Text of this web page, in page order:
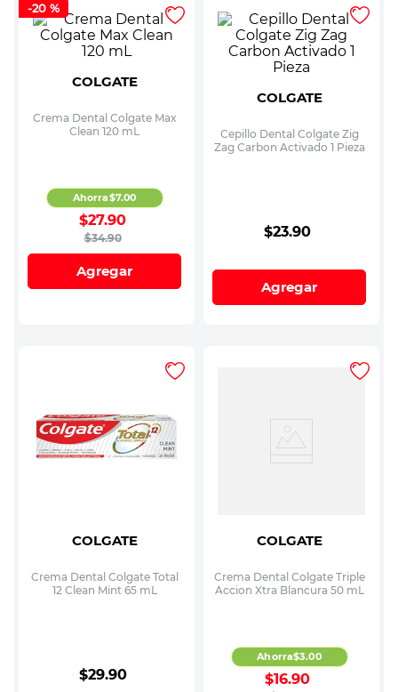
-20 %
COLGATE
Crema Dental Colgate Max
Clean 120 mL
$34.90
$27.90
Ahorra$7.00
Agregar
COLGATE
Cepillo Dental Colgate Zig
Zag Carbon Activado 1 Pieza
$23.90
Agregar
COLGATE
Crema Dental Colgate Total
12 Clean Mint 65 mL
$29.90
COLGATE
Crema Dental Colgate Triple
Accion Xtra Blancura 50 mL
$16.90
Ahorra$3.00